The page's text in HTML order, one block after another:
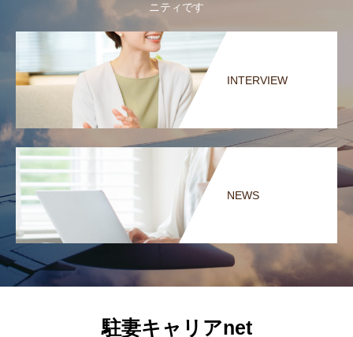
ニティです
INTERVIEW
NEWS
駐妻キャリアnet